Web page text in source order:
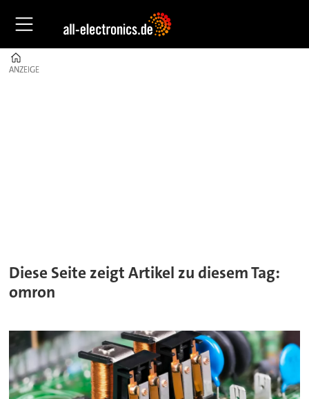
ANZEIGE
ANZEIGE
Diese Seite zeigt Artikel zu diesem Tag:
omron